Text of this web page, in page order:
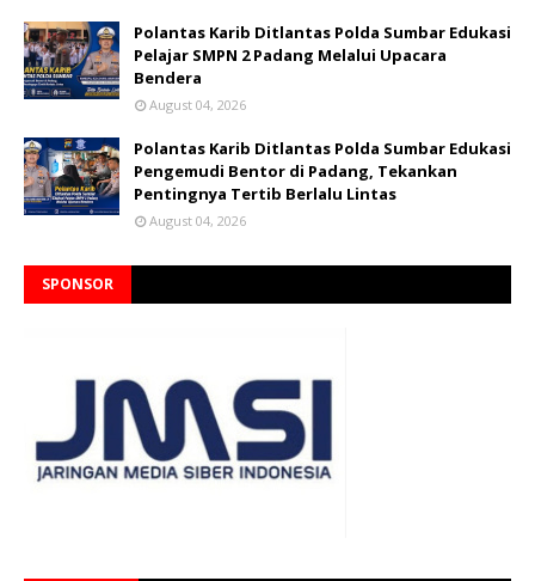
Polantas Karib Ditlantas Polda Sumbar Edukasi
Pelajar SMPN 2 Padang Melalui Upacara
Bendera
August 04, 2026
Polantas Karib Ditlantas Polda Sumbar Edukasi
Pengemudi Bentor di Padang, Tekankan
Pentingnya Tertib Berlalu Lintas
August 04, 2026
SPONSOR